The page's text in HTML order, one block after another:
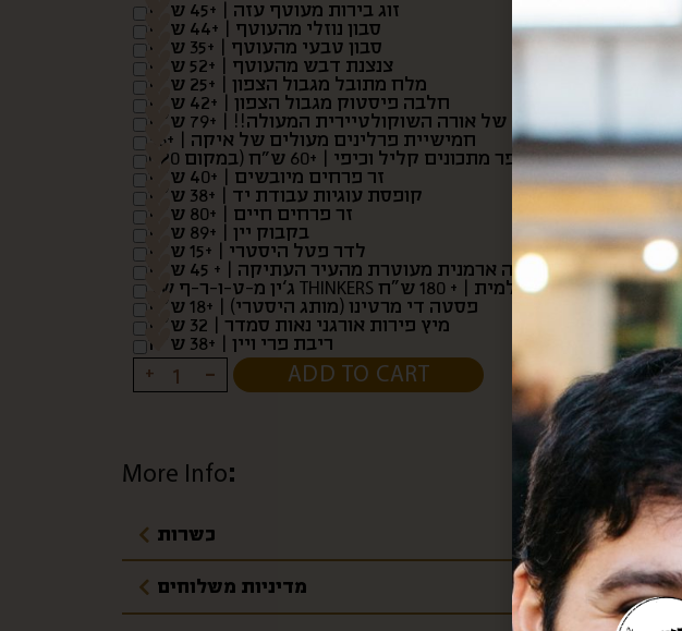
זוג בירות מעוטף עזה | +45 ש”ח
סבון נוזלי מהעוטף | +44 ש”ח
סבון טבעי מהעוטף | +35 ש”ח
צנצנת דבש מהעוטף | +52 ש”ח
מלח מתובל מגבול הצפון | +25 ש”ח
חלבה פיסטוק מגבול הצפון | +42 ש”ח
מארז פרלינים של אורה השוקולטיירית המעולה!! | +79 ש״ח
חמישיית פרלינים מעולים של איקה | +36
ספר מתכונים קליל וכיפי | +60 ש״ח (במקום 120)
זר פרחים מיובשים | +40 ש”ח
קופסת עוגיות עבודת יד | +38 ש״ח
זר פרחים חיים | +80 ש”ח
בקבוק יין | +89 ש”ח
לדר פטל היסטרי | +15 ש”ח
חמסה ארמנית מעוטרת מהעיר העתיקה | + 45 ש”ח
ג’ין מ-ט-ו-ר-ף של THINKERS המזקקה הירושלמית | + 180 ש”ח
פסטה די מרטינו (מותג היסטרי) | +18 ש״ח
מיץ פירות אורגני נאות סמדר | 32 ש״ח
ריבת פרי ויין | +38 ש”ח
-
+ ADD TO CART
More Info:
כשרות
מדיניות משלוחים